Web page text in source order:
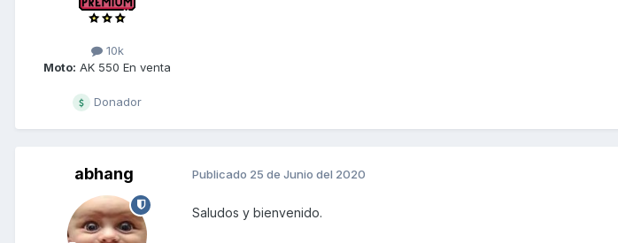
10k
Moto: AK 550 En venta
Donador
abhang Publicado 25 de Junio del 2020
Saludos y bienvenido.